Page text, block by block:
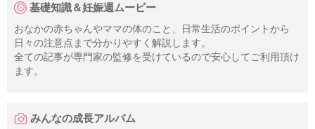
基礎知識＆妊娠週ムービー
おなかの赤ちゃんやママの体のこと、日常生活のポイントから
日々の注意点まで分かりやすく解説します。
全ての記事が専門家の監修を受けているので安心してご利用頂け
ます。
みんなの成長アルバム